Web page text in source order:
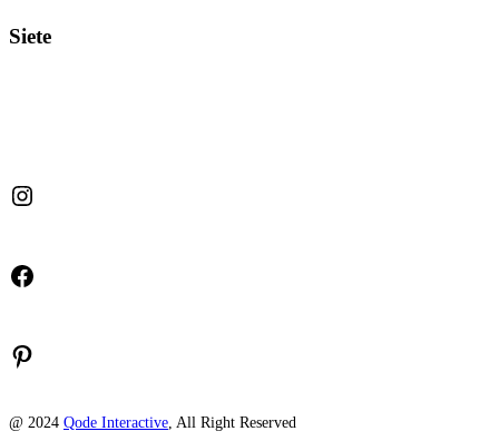
Siete
Instagram
Facebook
Pinterest
@ 2024 Qode Interactive , All Right Reserved